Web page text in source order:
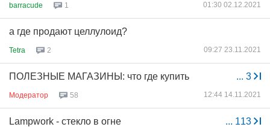
barracude 1 01:30 02.12.2021
а где продают целлулоид?
Tetra 2 09:27 23.11.2021
... 3
ПОЛЕЗНЫЕ МАГАЗИНЫ: что где купить
Модератор 58 12:44 14.11.2021
... 113
Lampwork - стекло в огне